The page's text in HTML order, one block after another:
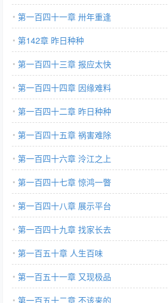
第一百四十一章 卅年重逢
第142章 昨日种种
第一百四十三章 报应太快
第一百四十四章 因缘难料
第一百四十二章 昨日种种
第一百四十五章 祸害难除
第一百四十六章 泠江之上
第一百四十七章 惊鸿一瞥
第一百四十八章 展示平台
第一百四十九章 找家长去
第一百五十章 人生百味
第一百五十一章 又现极品
第一百五十二章 不该来的